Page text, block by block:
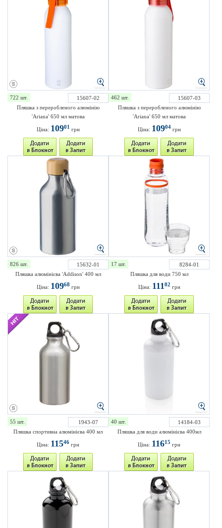
722 шт.
15607-02
Пляшка з переробленого алюмінію
'Ariana' 650 мл матова
Ціна: 10901 грн
462 шт.
15607-03
Пляшка з переробленого алюмінію
'Ariana' 650 мл матова
Ціна: 10904грн
826 шт.
15632-01
Пляшка алюмінієва 'Addison' 400 мл
Ціна: 10968грн
17 шт.
8284-01
Пляшка для води 750 мл
Ціна: 11102 грн
55 шт.
1943-07
Пляшка спортивна алюмінієва 400 мл
Ціна: 11546 грн
40 шт.
14184-03
Пляшка для води алюмінієва 400мл
Ціна: 11615 грн